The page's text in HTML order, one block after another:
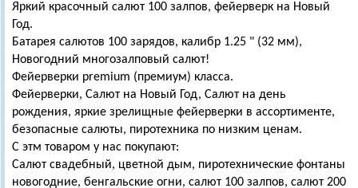
Яркий красочный салют 100 залпов, фейерверк на Новый
Год.
Батарея салютов 100 зарядов, калибр 1.25 " (32 мм),
Новогодний многозалповый салют!
Фейерверки premium (премиум) класса.
Фейерверки, Салют на Новый Год, Салют на день
рождения, яркие зрелищные фейерверки в ассортименте,
безопасные салюты, пиротехника по низким ценам.
С этм товаром у нас покупают:
Салют свадебный, цветной дым, пиротехнические фонтаны
новогодние, бенгальские огни, салют 100 залпов, салют 200